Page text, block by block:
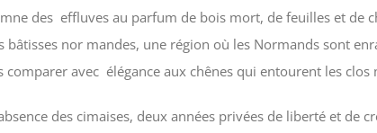
des effluves au parfum de bois mort, de feuilles et de
bâtisses nor mandes, une région où les Normands sont
comparer avec élégance aux chênes qui entourent les clos
des cimaises, deux années privées de liberté et de